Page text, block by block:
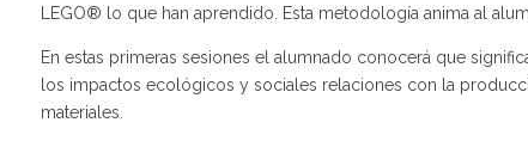
LEGO® lo que han aprendido. Esta metodología anima al
En estas primeras sesiones el alumnado conocerá que
los impactos ecológicos y sociales relaciones con la
materiales.